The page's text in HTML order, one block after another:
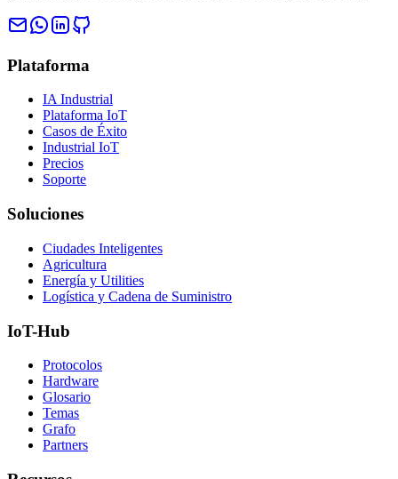
Plataforma
IA Industrial
Plataforma IoT
Casos de Éxito
Industrial IoT
Precios
Soporte
Soluciones
Ciudades Inteligentes
Agricultura
Energía y Utilities
Logística y Cadena de Suministro
IoT-Hub
Protocolos
Hardware
Glosario
Temas
Grafo
Partners